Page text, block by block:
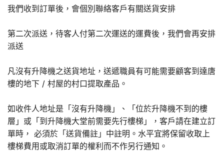
我們收到訂單後，會個別聯絡客戶有關送貨安排
第二次派送，待客人付第二次運送的運費後，我們會再安排
派送
凡沒有升降機之送貨地址，送遞職員有可能需要顧客到達唐
樓的地下 / 村屋的村口提取產品。
如收件人地址是「沒有升降機」、「位於升降機不到的樓
層」或「到升降機大堂前需要先行樓梯」，客戶請在建立訂
單時， 必須於「送貨備註」中註明。水平宜將保留收取上
樓梯費用或取消訂單的權利而不作另行通知。